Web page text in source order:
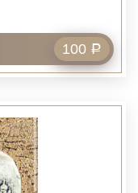
100 Р